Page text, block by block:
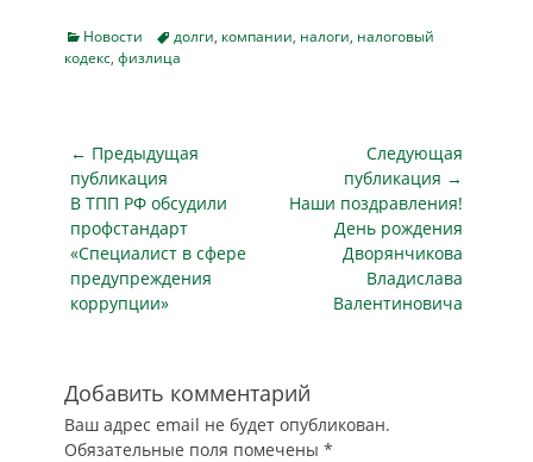
проведению
проверок бизнеса.
его можно найти в
правовой системе…
закреплять за
налоговой тайной.
Раньше налоговики
общем доступе
данные о долгах и
штрафах, а теперь
могут. А еще они
могут сообщать о
ваших долгах по
запросу: банкам,
работодателям,
Categories
Новости Tagsдолги, компании, налоги, налоговый
кодекс, физлица
Навигация
по
записям
← Предыдущая
публикация
Предыдущая
публикация
В ТПП РФ обсудили
профстандарт
«Специалист в сфере
предупреждения
коррупции»
Следующая
публикация →
Следующая
публикация
Наши поздравления!
День рождения
Дворянчикова
Владислава
Валентиновича
Добавить комментарий
Ваш адрес email не будет опубликован.
Обязательные поля помечены *